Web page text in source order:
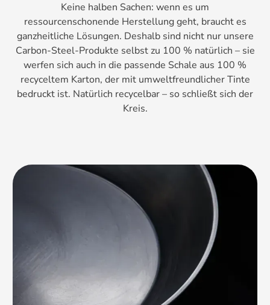
Keine halben Sachen: wenn es um
ressourcenschonende Herstellung geht, braucht es
ganzheitliche Lösungen. Deshalb sind nicht nur unsere
Carbon-Steel-Produkte selbst zu 100 % natürlich – sie
werfen sich auch in die passende Schale aus 100 %
recyceltem Karton, der mit umweltfreundlicher Tinte
bedruckt ist. Natürlich recycelbar – so schließt sich der
Kreis.